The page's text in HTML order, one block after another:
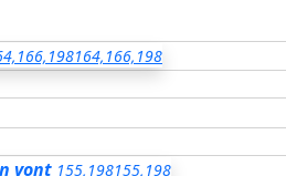
164,166,198
vont 155,198155,198